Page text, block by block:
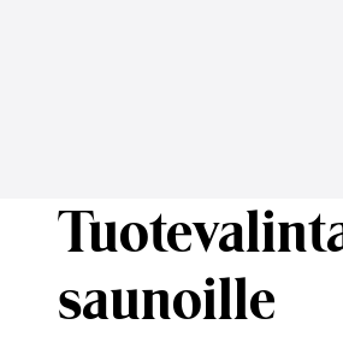
saunoille